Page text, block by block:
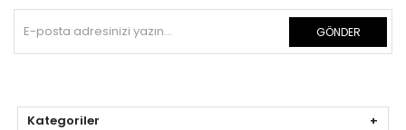
GÖNDER
Kategoriler